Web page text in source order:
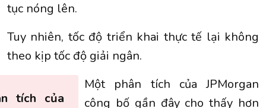
tục nóng lên.
Tuy nhiên, tốc độ triển khai thực tế lại không
theo kịp tốc độ giải ngân.
tích của
Một phân tích của JPMorgan
công bố gần đây cho thấy hơn